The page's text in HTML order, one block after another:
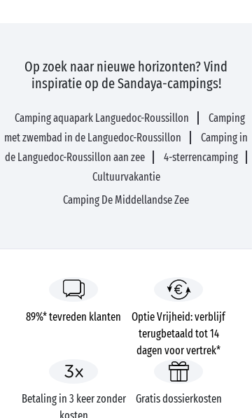
Op zoek naar nieuwe horizonten? Vind
inspiratie op de Sandaya-campings!
Camping aquapark Languedoc-Roussillon
Camping
met zwembad in de Languedoc-Roussillon
Camping in
de Languedoc-Roussillon aan zee
4-sterrencamping
Cultuurvakantie
Camping De Middellandse Zee
89%* tevreden klanten
Optie Vrijheid: verblijf
terugbetaald tot 14
dagen voor vertrek*
Betaling in 3 keer zonder
Gratis dossierkosten